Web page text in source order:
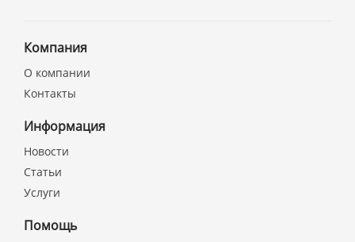
Компания
О компании
Контакты
Информация
Новости
Статьи
Услуги
Помощь